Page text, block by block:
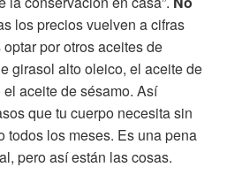
los precios vuelven a cifras
por otros aceites de
girasol alto oleico, el aceite de
aceite de sésamo. Así
que tu cuerpo necesita sin
todos los meses. Es una pena
pero así están las cosas.